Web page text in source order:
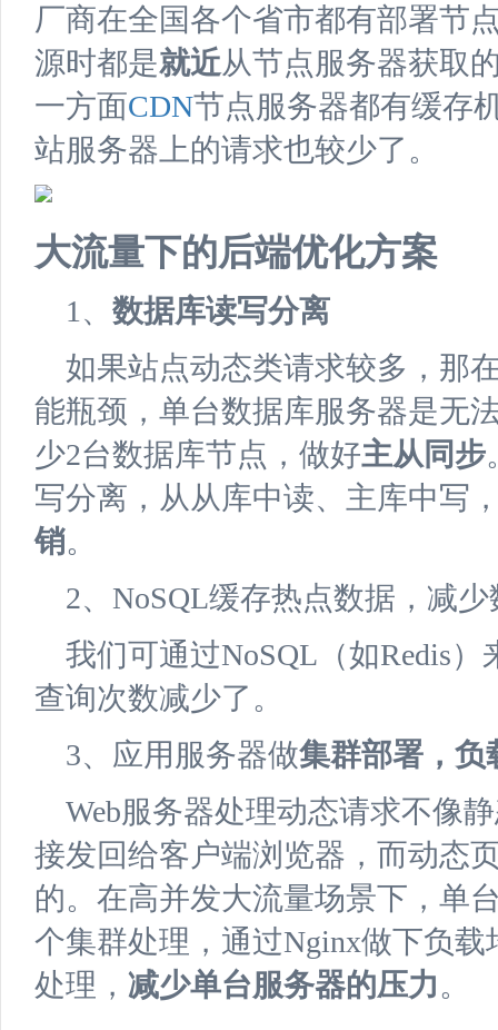
厂商在全国各个省市都有部署节
源时都是就近从节点服务器获取
一方面CDN节点服务器都有缓存
站服务器上的请求也较少了。
大流量下的后端优化方案
1、 数据库读写分离
如果站点动态类请求较多，那
能瓶颈，单台数据库服务器是无
少2台数据库节点，做好主从同步
写分离，从从库中读、主库中写
销。
2、NoSQL缓存热点数据，减
我们可通过NoSQL（如Redis
查询次数减少了。
3、应用服务器做集群部署，负
Web服务器处理动态请求不像
接发回给客户端浏览器，而动态
的。在高并发大流量场景下，单
个集群处理，通过Nginx做下负
处理， 减少单台服务器的压力。